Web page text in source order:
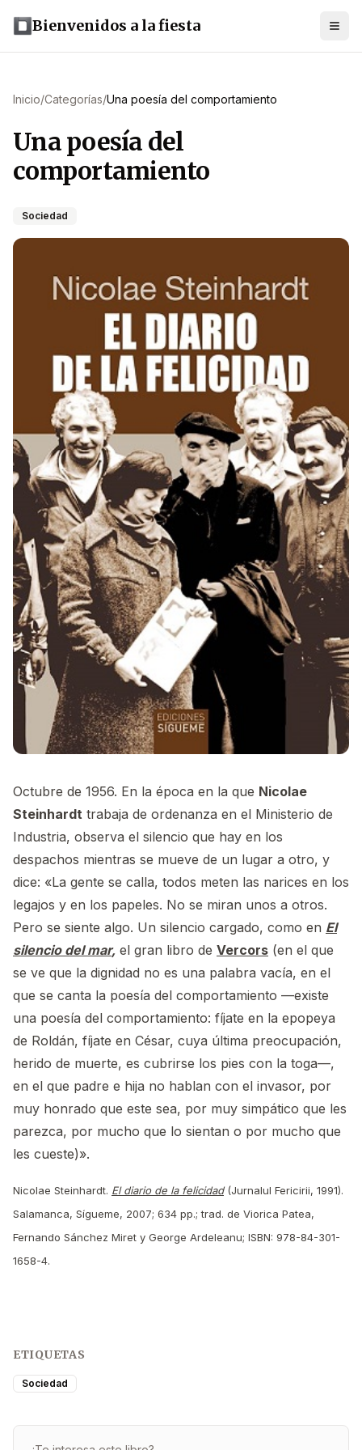
Bienvenidos a la fiesta
Inicio/Categorías/Una poesía del comportamiento
Una poesía del
comportamiento
Sociedad
Octubre de 1956. En la época en la que Nicolae
Steinhardt trabaja de ordenanza en el Ministerio de
Industria, observa el silencio que hay en los
despachos mientras se mueve de un lugar a otro, y
dice: «La gente se calla, todos meten las narices en los
legajos y en los papeles. No se miran unos a otros.
Pero se siente algo. Un silencio cargado, como en El
silencio del mar, el gran libro de Vercors (en el que
se ve que la dignidad no es una palabra vacía, en el
que se canta la poesía del comportamiento —existe
una poesía del comportamiento: fíjate en la epopeya
de Roldán, fíjate en César, cuya última preocupación,
herido de muerte, es cubrirse los pies con la toga—,
en el que padre e hija no hablan con el invasor, por
muy honrado que este sea, por muy simpático que les
parezca, por mucho que lo sientan o por mucho que
les cueste)».
Nicolae Steinhardt. El diario de la felicidad(Jurnalul Fericirii, 1991).
Salamanca, Sígueme, 2007; 634 pp.; trad. de Viorica Patea,
Fernando Sánchez Miret y George Ardeleanu; ISBN: 978-84-301-
1658-4.
ETIQUETAS
Sociedad